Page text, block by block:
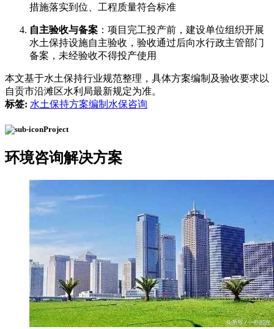
措施落实到位、工程质量符合标准
自主验收与备案 ：项目完工投产前，建设单位组织开展
水土保持设施自主验收，验收通过后向水行政主管部门
备案，未经验收不得投产使用
本文基于水土保持行业规范整理，具体方案编制及验收要求以
自贡市沿滩区水利局最新规定为准。
标签: 水土保持方案编制 水保咨询
Project
环境咨询解决方案